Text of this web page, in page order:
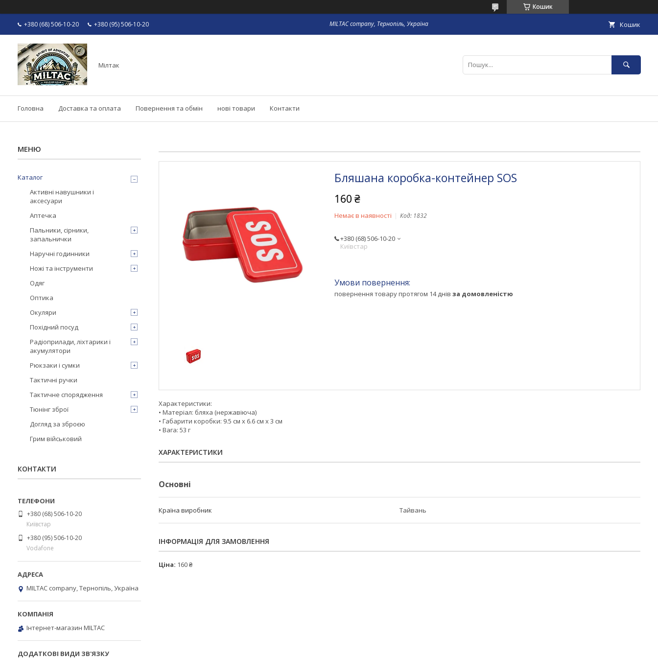
Кошик
+380 (68) 506-10-20 +380 (95) 506-10-20 MILTAC company, Тернопіль, Україна Кошик
Мілтак
Головна Доставка та оплата Повернення та обмін нові товари Контакти
Бляшана коробка-контейнер SOS
160 ₴
Немає в наявності Код: 1832
+380 (68) 506-10-20
Київстар
повернення товару протягом 14 днів за домовленістю
Характеристики:
• Матеріал: бляха (нержавіюча)
• Габарити коробки: 9.5 см х 6.6 см х 3 см
• Вага: 53 г
ХАРАКТЕРИСТИКИ
Основні
Країна виробник Тайвань
ІНФОРМАЦІЯ ДЛЯ ЗАМОВЛЕННЯ
Ціна: 160 ₴
Каталог
Активні навушники і
аксесуари
Аптечка
Пальники, сірники,
запальнички
Наручні годинники
Ножі та інструменти
Одяг
Оптика
Окуляри
Похідний посуд
Радіоприлади, ліхтарики і
акумулятори
Рюкзаки і сумки
Тактичні ручки
Тактичне спорядження
Тюнінг зброї
Догляд за зброєю
Грим військовий
КОНТАКТИ
+380 (68) 506-10-20
Київстар
+380 (95) 506-10-20
Vodafone
MILTAC company, Тернопіль, Україна
Інтернет-магазин MILTAC